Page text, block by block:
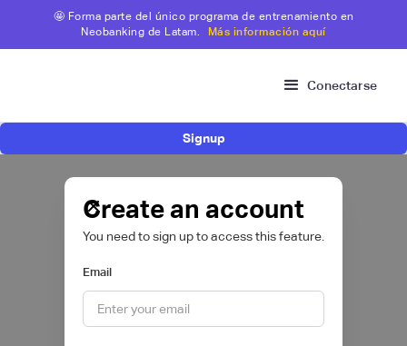
🤩 Forma parte del único programa de entrenamiento en
Neobanking de Latam.
Más información aquí
Conectarse
Signup
Create an account
You need to sign up to access this feature.
Email
Masterclass para altos ejecutivos
[on-site]